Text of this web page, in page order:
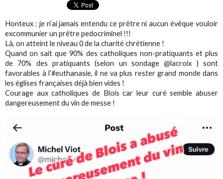
Honteux : je n’ai jamais entendu ce prêtre ni aucun évêque vouloir
excommunier un prêtre pedocriminel !!!
Là, on atteint le niveau 0 de la charité chrétienne !
Quand on sait que 90% des catholiques non-pratiquants et plus
de 70% des pratiquants (selon un sondage @lacroix ) sont
favorables à l’#euthanasie, il ne va plus rester grand monde dans
les églises françaises déjà bien vides !
Courage aux catholiques de Blois car leur curé semble abuser
dangereusement du vin de messe !